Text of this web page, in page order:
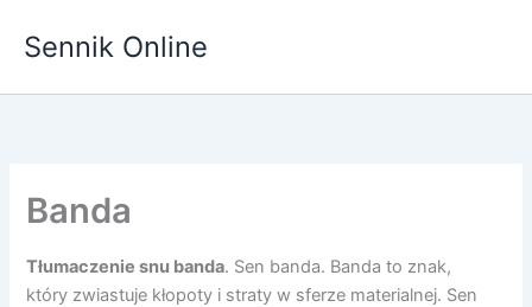
Sennik Online
Banda
Tłumaczenie snu banda. Sen banda. Banda to znak,
który zwiastuje kłopoty i straty w sferze materialnej. Sen